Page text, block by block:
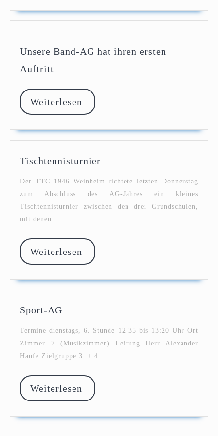
Unsere Band-AG hat ihren ersten
Auftritt
AG
hat
Auftritt
Weiterlesen Weiterlesen
Tischtennisturnier
Der TTC 1946 Weinheim richtete letzten Donnerstag
zum Abschluss des AG-Jahres ein kleines
Tischtennisturnier zwischen den drei Grundschulen,
mit denen
Weiterlesen Weiterlesen
Sport-AG
Termine dienstags, 6. Stunde 12:35 bis 13:20 Uhr Ort
Zimmer 7 (Musikzimmer) Leitung Herr Alexander
Haufe Zielgruppe 3. + 4.
Weiterlesen Weiterlesen